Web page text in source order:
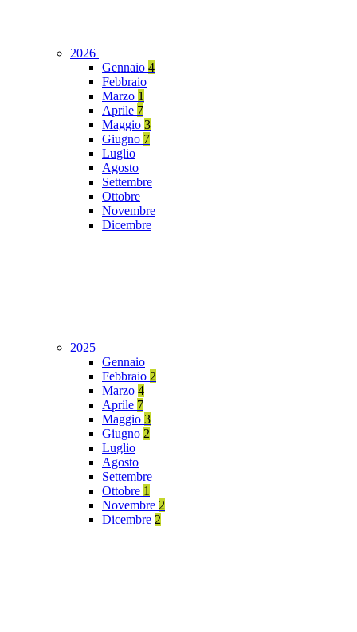
2026
Gennaio 4
Febbraio
Marzo 1
Aprile 7
Maggio 3
Giugno 7
Luglio
Agosto
Settembre
Ottobre
Novembre
Dicembre
2025
Gennaio
Febbraio 2
Marzo 4
Aprile 7
Maggio 3
Giugno 2
Luglio
Agosto
Settembre
Ottobre 1
Novembre 2
Dicembre 2